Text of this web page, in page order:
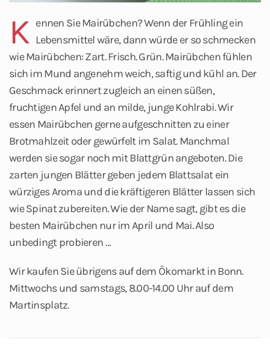
K ennen Sie Mairübchen? Wenn der Frühling ein
Lebensmittel wäre, dann würde er so schmecken
wie Mairübchen: Zart. Frisch. Grün. Mairübchen fühlen
sich im Mund angenehm weich, saftig und kühl an. Der
Geschmack erinnert zugleich an einen süßen,
fruchtigen Apfel und an milde, junge Kohlrabi. Wir
essen Mairübchen gerne aufgeschnitten zu einer
Brotmahlzeit oder gewürfelt im Salat. Manchmal
werden sie sogar noch mit Blattgrün angeboten. Die
zarten jungen Blätter geben jedem Blattsalat ein
würziges Aroma und die kräftigeren Blätter lassen sich
wie Spinat zubereiten. Wie der Name sagt, gibt es die
besten Mairübchen nur im April und Mai. Also
unbedingt probieren …
Wir kaufen Sie übrigens auf dem Ökomarkt in Bonn.
Mittwochs und samstags, 8.00-14.00 Uhr auf dem
Martinsplatz.